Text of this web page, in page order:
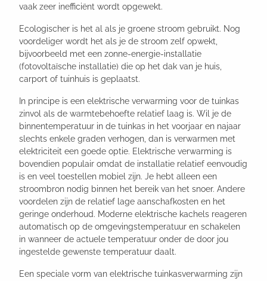
vaak zeer inefficiënt wordt opgewekt.
Ecologischer is het al als je groene stroom gebruikt. Nog
voordeliger wordt het als je de stroom zelf opwekt,
bijvoorbeeld met een zonne-energie-installatie
(fotovoltaïsche installatie) die op het dak van je huis,
carport of tuinhuis is geplaatst.
In principe is een elektrische verwarming voor de tuinkas
zinvol als de warmtebehoefte relatief laag is. Wil je de
binnentemperatuur in de tuinkas in het voorjaar en najaar
slechts enkele graden verhogen, dan is verwarmen met
elektriciteit een goede optie. Elektrische verwarming is
bovendien populair omdat de installatie relatief eenvoudig
is en veel toestellen mobiel zijn. Je hebt alleen een
stroombron nodig binnen het bereik van het snoer. Andere
voordelen zijn de relatief lage aanschafkosten en het
geringe onderhoud. Moderne elektrische kachels reageren
automatisch op de omgevingstemperatuur en schakelen
in wanneer de actuele temperatuur onder de door jou
ingestelde gewenste temperatuur daalt.
Een speciale vorm van elektrische tuinkasverwarming zijn